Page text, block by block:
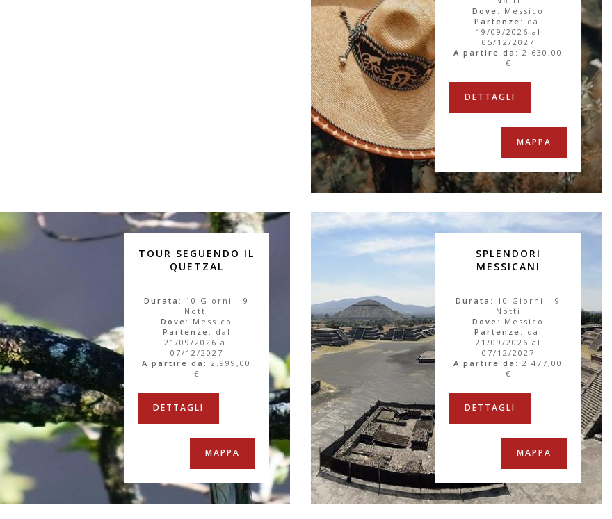
Dove : Messico
Partenze : dal
19/09/2026 al
05/12/2027
A partire da :2.630,00
€
DETTAGLI
MAPPA
TOUR SEGUENDO IL
QUETZAL
Durata : 10 Giorni - 9
Notti
Dove : Messico
Partenze : dal
21/09/2026 al
07/12/2027
A partire da :2.999,00
€
DETTAGLI
MAPPA
SPLENDORI
MESSICANI
Durata : 10 Giorni - 9
Notti
Dove : Messico
Partenze : dal
21/09/2026 al
07/12/2027
A partire da :2.477,00
€
DETTAGLI
MAPPA